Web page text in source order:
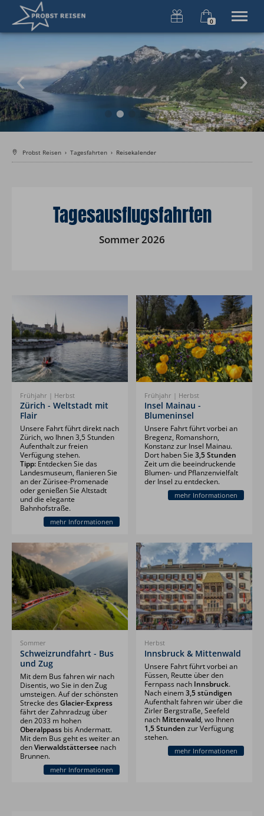
Willkommen
Tagesfahrten
Busanmietung
Über uns
Jobs
Tel.+49 8322 3620
0
×
Warenkorb ist leer
Probst Reisen › Tagesfahrten › Reisekalender
Tagesausflugsfahrten
Sommer 2026
Frühjahr | Herbst
Zürich - Weltstadt mit
Flair
Unsere Fahrt führt direkt nach
Zürich, wo Ihnen 3,5 Stunden
Aufenthalt zur freien
Verfügung stehen.
Tipp: Entdecken Sie das
Landesmuseum, flanieren Sie
an der Zürisee-Promenade
oder genießen Sie Altstadt
und die elegante
Bahnhofstraße.
mehr Informationen
Frühjahr | Herbst
Insel Mainau -
Blumeninsel
Unsere Fahrt führt vorbei an
Bregenz, Romanshorn,
Konstanz zur Insel Mainau.
Dort haben Sie 3,5 Stunden
Zeit um die beeindruckende
Blumen- und Pflanzenvielfalt
der Insel zu entdecken.
mehr Informationen
Sommer
Schweizrundfahrt - Bus
und Zug
Mit dem Bus fahren wir nach
Disentis, wo Sie in den Zug
umsteigen. Auf der schönsten
Strecke des Glacier-Express
fährt der Zahnradzug über
den 2033 m hohen
Oberalppass bis Andermatt.
Mit dem Bus geht es weiter an
denVierwaldstättersee nach
Brunnen.
mehr Informationen
Herbst
Innsbruck & Mittenwald
Unsere Fahrt führt vorbei an
Füssen, Reutte über den
Fernpass nach Innsbruck.
Nach einem3,5 stündigen
Aufenthalt fahren wir über die
Zirler Bergstraße, Seefeld
nach Mittenwald , wo Ihnen
1,5 Stunden zur Verfügung
stehen.
mehr Informationen